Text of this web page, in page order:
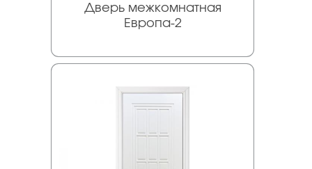
Дверь межкомнатная
Европа-2